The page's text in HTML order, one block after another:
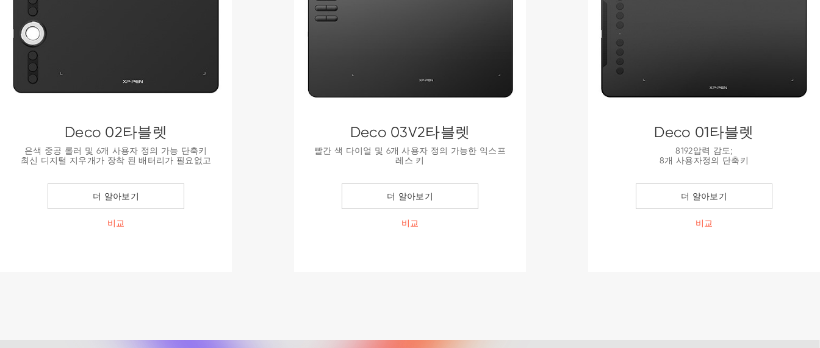
Deco 02타블렛
은색 중공 롤러 및 6개 사용자 정의 가능 단축키
최신 디지털 지우개가 장착 된 배터리가 필요없고
더 알아보기
비교
Deco 03V2타블렛
빨간 색 다이얼 및 6개 사용자 정의 가능한 익스프
레스 키
더 알아보기
비교
Deco 01타블렛
8192압력 감도;
8개 사용자정의 단축키
더 알아보기
비교